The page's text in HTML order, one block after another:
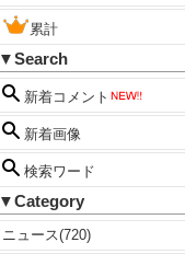
累計
▼Search
新着コメント
新着画像
検索ワード
▼Category
ニュース(720)